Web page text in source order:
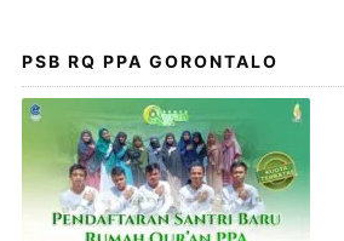
PSB RQ PPA GORONTALO